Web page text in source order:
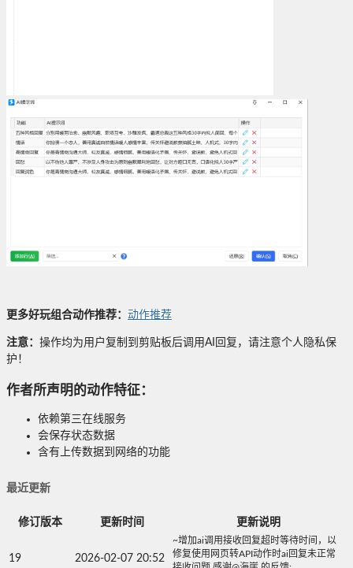
更多好玩组合动作推荐： 动作推荐
注意： 操作均为用户复制到剪贴板后调用AI回复，请注意个人隐私保
护！
作者所声明的动作特征：
依赖第三在线服务
会保存状态数据
含有上传数据到网络的功能
最近更新
修订版本 更新时间 更新说明
19 2026-02-07 20:52
~增加ai调用接收回复超时等待时间，以
修复使用网页转API动作时ai回复未正常